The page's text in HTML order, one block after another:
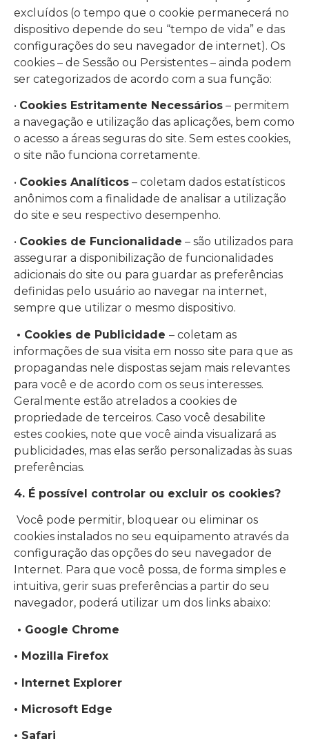
excluídos (o tempo que o cookie permanecerá no
dispositivo depende do seu “tempo de vida” e das
configurações do seu navegador de internet). Os
cookies – de Sessão ou Persistentes – ainda podem
ser categorizados de acordo com a sua função:
• Cookies Estritamente Necessários – permitem
a navegação e utilização das aplicações, bem como
o acesso a áreas seguras do site. Sem estes cookies,
o site não funciona corretamente.
• Cookies Analíticos – coletam dados estatísticos
anônimos com a finalidade de analisar a utilização
do site e seu respectivo desempenho.
• Cookies de Funcionalidade – são utilizados para
assegurar a disponibilização de funcionalidades
adicionais do site ou para guardar as preferências
definidas pelo usuário ao navegar na internet,
sempre que utilizar o mesmo dispositivo.
• Cookies de Publicidade – coletam as
informações de sua visita em nosso site para que as
propagandas nele dispostas sejam mais relevantes
para você e de acordo com os seus interesses.
Geralmente estão atrelados a cookies de
propriedade de terceiros. Caso você desabilite
estes cookies, note que você ainda visualizará as
publicidades, mas elas serão personalizadas às suas
preferências.
4. É possível controlar ou excluir os cookies?
Você pode permitir, bloquear ou eliminar os
cookies instalados no seu equipamento através da
configuração das opções do seu navegador de
Internet. Para que você possa, de forma simples e
intuitiva, gerir suas preferências a partir do seu
navegador, poderá utilizar um dos links abaixo:
• Google Chrome
• Mozilla Firefox
• Internet Explorer
• Microsoft Edge
• Safari